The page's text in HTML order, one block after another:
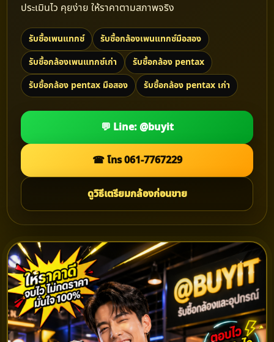
ประเมินไว คุยง่าย ให้ราคาตามสภาพจริง
รับซื้อเพนแทกซ์
รับซื้อกล้องเพนแทกซ์มือสอง
รับซื้อกล้องเพนแทกซ์เก่า
รับซื้อกล้อง pentax
รับซื้อกล้อง pentax มือสอง
รับซื้อกล้อง pentax เก่า
💬 Line: @buyit
☎ โทร 061-7767229
ดูวิธีเตรียมกล้องก่อนขาย